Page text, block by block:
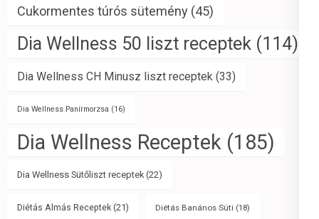
Cukormentes túrós sütemény (45)
Dia Wellness 50 liszt receptek (114)
Dia Wellness CH Minusz liszt receptek (33)
Dia Wellness Panírmorzsa (16)
Dia Wellness Receptek (185)
Dia Wellness Sütőliszt receptek (22)
Diétás Almás Receptek (21) Diétás Banános Süti (18)